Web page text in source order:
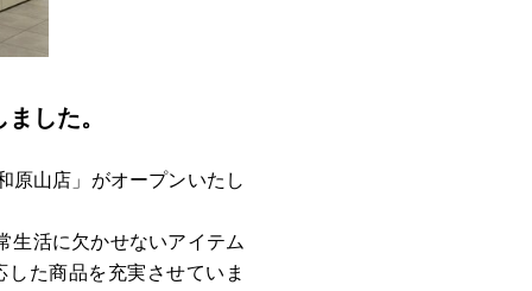
した。
原山店」がオープンいたし
生活に欠かせないアイテム
た商品を充実させていま